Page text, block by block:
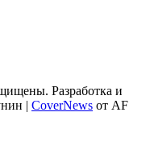
Разработка и
| CoverNews от AF